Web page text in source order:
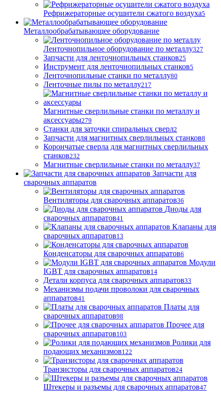
Рефрижераторные осушители сжатого воздуха5
Металлообрабатывающее оборудование
Ленточнопильное оборудование по металлу327
Запчасти для ленточнопильных станков25
Инструмент для ленточнопильных станков5
Ленточнопильные станки по металлу80
Ленточные пилы по металлу217
Магнитные сверлильные станки по металлу и
аксессуары279
Станки для заточки спиральных сверл2
Запчасти для магнитных сверлильных станков8
Корончатые сверла для магнитных сверлильных
станков232
Магнитные сверлильные станки по металлу37
Запчасти для
сварочных аппаратов
Вентиляторы для сварочных аппаратов36
Диоды для
сварочных аппаратов41
Клапаны для
сварочных аппаратов13
Конденсаторы для сварочных аппаратов6
Модули
IGBT для сварочных аппаратов14
Детали корпуса для сварочных аппаратов33
Механизмы подачи проволоки для сварочных
аппаратов41
Платы для
сварочных аппаратов98
Прочее для
сварочных аппаратов103
Ролики для
подающих механизмов122
Транзисторы для сварочных аппаратов24
Штекеры и разъемы для сварочных аппаратов47